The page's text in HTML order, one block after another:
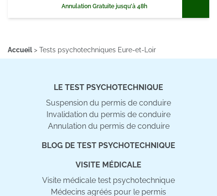
Annulation Gratuite jusqu'à 48h
Accueil> Tests psychotechniques Eure-et-Loir
LE TEST PSYCHOTECHNIQUE
Suspension du permis de conduire
Invalidation du permis de conduire
Annulation du permis de conduire
BLOG DE TEST PSYCHOTECHNIQUE
VISITE MÉDICALE
Visite médicale test psychotechnique
Médecins agréés pour le permis